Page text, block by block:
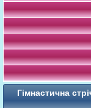
Гімнастична